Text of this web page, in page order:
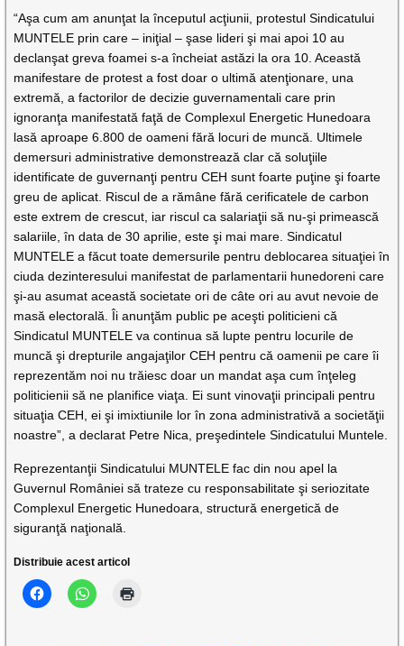
“Aşa cum am anunţat la începutul acţiunii, protestul Sindicatului
MUNTELE prin care – iniţial – şase lideri şi mai apoi 10 au
declanşat greva foamei s-a încheiat astăzi la ora 10. Această
manifestare de protest a fost doar o ultimă atenţionare, una
extremă, a factorilor de decizie guvernamentali care prin
ignoranţa manifestată faţă de Complexul Energetic Hunedoara
lasă aproape 6.800 de oameni fără locuri de muncă. Ultimele
demersuri administrative demonstrează clar că soluţiile
identificate de guvernanţi pentru CEH sunt foarte puţine şi foarte
greu de aplicat. Riscul de a rămâne fără cerificatele de carbon
este extrem de crescut, iar riscul ca salariaţii să nu-şi primească
salariile, în data de 30 aprilie, este şi mai mare. Sindicatul
MUNTELE a făcut toate demersurile pentru deblocarea situaţiei în
ciuda dezinteresului manifestat de parlamentarii hunedoreni care
şi-au asumat această societate ori de câte ori au avut nevoie de
masă electorală. Îi anunţăm public pe aceşti politicieni că
Sindicatul MUNTELE va continua să lupte pentru locurile de
muncă şi drepturile angajaţilor CEH pentru că oamenii pe care îi
reprezentăm noi nu trăiesc doar un mandat aşa cum înţeleg
politicienii să ne planifice viaţa. Ei sunt vinovaţii principali pentru
situaţia CEH, ei şi imixtiunile lor în zona administrativă a societăţii
noastre”, a declarat Petre Nica, preşedintele Sindicatului Muntele.
Reprezentanţii Sindicatului MUNTELE fac din nou apel la
Guvernul României să trateze cu responsabilitate şi seriozitate
Complexul Energetic Hunedoara, structură energetică de
siguranţă naţională.
Distribuie acest articol